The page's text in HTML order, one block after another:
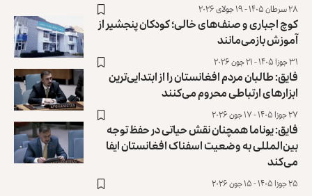
۲۸ سرطان ۱۴۰۵ - ۱۹ جولای ۲۰۲۶
کوچ اجباری و صنف‌های خالی؛ کودکان پنجشیر از
آموزش بازمی‌مانند
۳۱ جوزا ۱۴۰۵ - ۲۱ جون ۲۰۲۶
فایق: طالبان مردم افغانستان را از ابتدایی‌ترین
ابزارهای ارتباطی محروم می‌کنند
۲۷ جوزا ۱۴۰۵ - ۱۷ جون ۲۰۲۶
فایق: یوناما همچنان نقش حیاتی در حفظ توجه
بین‌المللی به وضعیت اسفناک افغانستان ایفا
می‌کند
۲۵ جوزا ۱۴۰۵ - ۱۵ جون ۲۰۲۶